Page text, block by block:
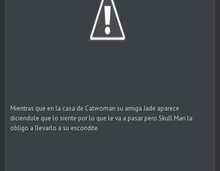
Mientras que en la casa de Catwoman su amiga Jade aparece
diciendole que lo siente por lo que le va a pasar pero Skull Man la
obligo a llevarlo a su escondite.